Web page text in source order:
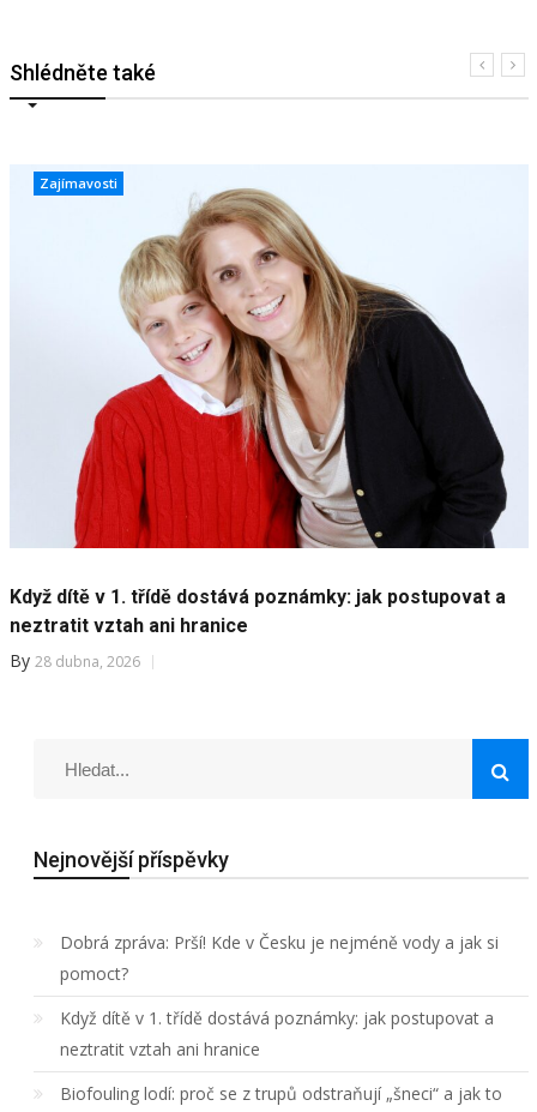
Shlédněte také
Zajímavosti
Když dítě v 1. třídě dostává poznámky: jak postupovat a
neztratit vztah ani hranice
By 28 dubna, 2026
Nejnovější příspěvky
Dobrá zpráva: Prší! Kde v Česku je nejméně vody a jak si
pomoct?
Když dítě v 1. třídě dostává poznámky: jak postupovat a
neztratit vztah ani hranice
Biofouling lodí: proč se z trupů odstraňují „šneci“ a jak to